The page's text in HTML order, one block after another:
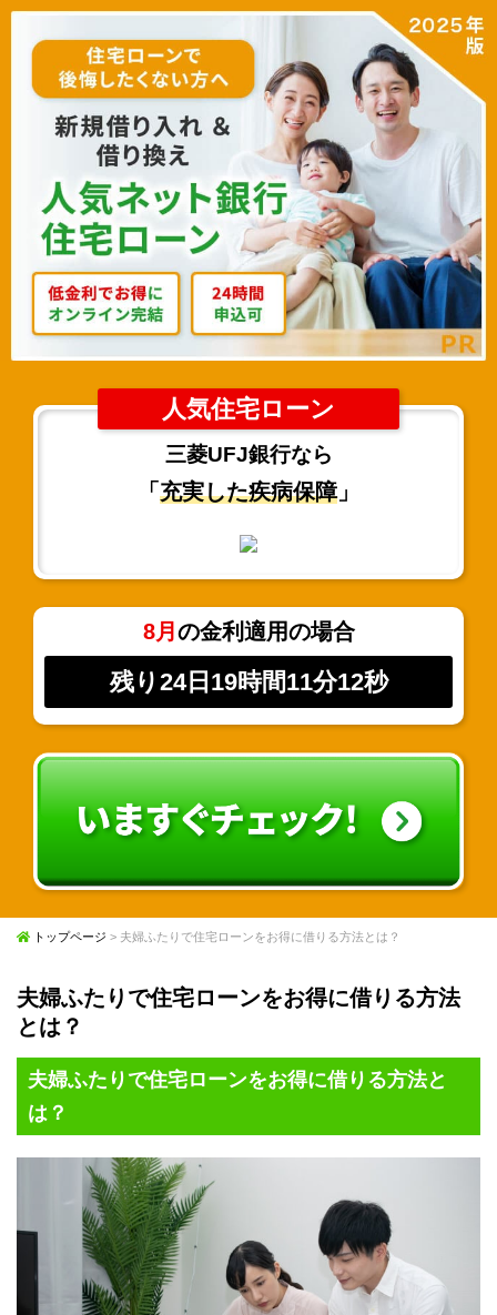
人気住宅ローン
三菱UFJ銀行なら
「 充実した疾病保障」
8月 の金利適用の場合
残り24日19時間11分12秒
トップページ > 夫婦ふたりで住宅ローンをお得に借りる方法とは？
夫婦ふたりで住宅ローンをお得に借りる方法
とは？
夫婦ふたりで住宅ローンをお得に借りる方法と
は？